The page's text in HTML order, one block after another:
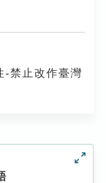
-禁止改作臺灣